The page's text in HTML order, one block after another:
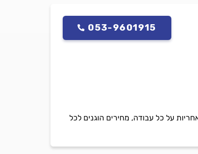
053-9601915
על כל עבודה, מחירים הוגנים לכל